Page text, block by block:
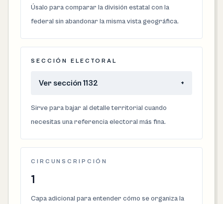
Úsalo para comparar la división estatal con la
federal sin abandonar la misma vista geográfica.
SECCIÓN ELECTORAL
Ver sección 1132 +
Sirve para bajar al detalle territorial cuando
necesitas una referencia electoral más fina.
CIRCUNSCRIPCIÓN
1
Capa adicional para entender cómo se organiza la